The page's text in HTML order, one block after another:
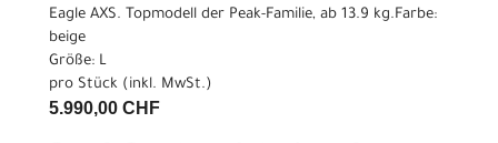
Eagle AXS. Topmodell der Peak-Familie, ab 13.9 kg.Farbe:
beige
Größe: L
pro Stück (inkl. MwSt.)
5.990,00 CHF